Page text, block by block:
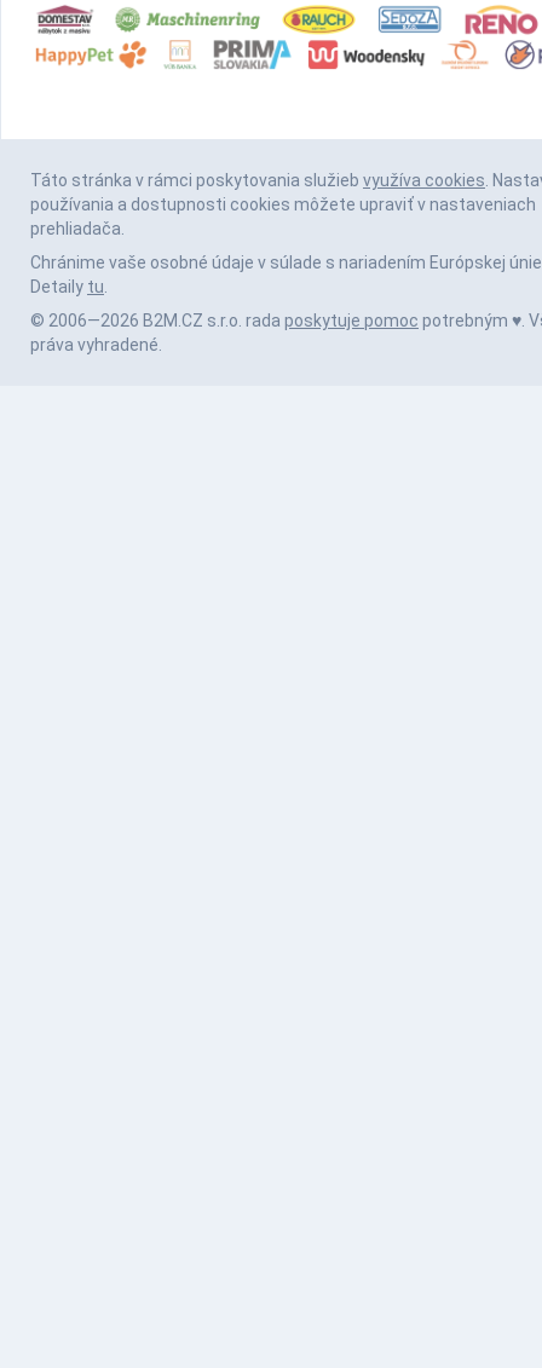
Táto stránka v rámci poskytovania služieb využíva cookies.
používania a dostupnosti cookies môžete upraviť v nastaveniach
prehliadača.
Chránime vaše osobné údaje v súlade s nariadením Európskej únie
Detaily tu.
© 2006—2026 B2M.CZ s.r.o. rada poskytuje pomoc potrebným ♥️.
práva vyhradené.